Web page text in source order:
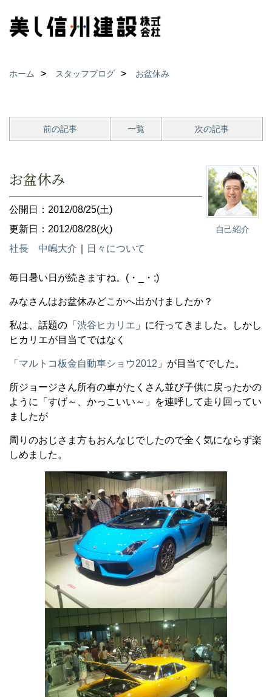
ホーム スタッフブログ お盆休み
前の記事 一覧 次の記事
自己紹介
お盆休み
公開日：2012/08/25(土)
更新日：2012/08/28(火)
社長 中嶋大介
日々について
毎日暑い日が続きますね。(・_・;)
みなさんはお盆休みどこかへ出かけましたか？
私は、話題の「 渋谷ヒカリエ 」に行ってきました。しかし
ヒカリエが目当てではなく
「 マルトコ板金自動車ショウ2012 」が目当てでした。
所ジョージさん所有の車がたくさん並び子供に戻ったかの
ように「すげ～、かっこいい～」を連呼して走り回ってい
ましたが
周りのおじさま方もおんなじでしたので全く気にならず楽
しめました。